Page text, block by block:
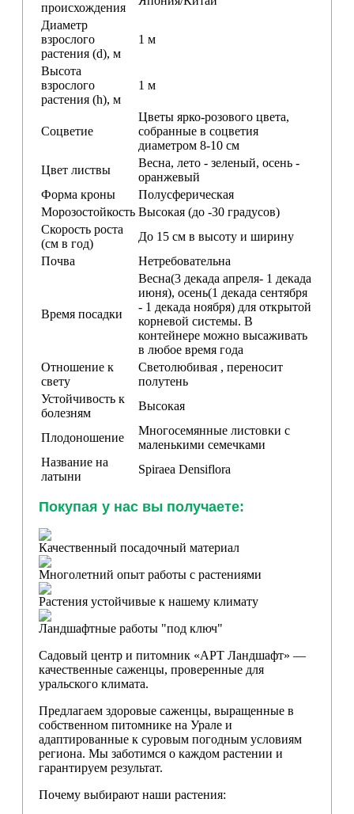
происхождения
Диаметр
взрослого
растения (d), м
1 м
Высота
взрослого
растения (h), м
1 м
Соцветие
Цветы ярко-розового цвета,
собранные в соцветия
диаметром 8-10 см
Цвет листвы
Весна, лето - зеленый, осень -
оранжевый
Форма кроны
Полусферическая
Морозостойкость Высокая (до -30 градусов)
Скорость роста
(см в год)
До 15 см в высоту и ширину
Почва
Нетребовательна
Время посадки
Весна(3 декада апреля- 1 декада
июня), осень(1 декада сентября
- 1 декада ноября) для открытой
корневой системы. В
контейнере можно высаживать
в любое время года
Отношение к
свету
Светолюбивая , переносит
полутень
Устойчивость к
болезням
Высокая
Плодоношение
Многосемянные листовки с
маленькими семечками
Название на
латыни
Spiraea Densiflora
Покупая у нас вы получаете:
Качественный посадочный материал
Многолетний опыт работы с растениями
Растения устойчивые к нашему климату
Ландшафтные работы "под ключ"
Садовый центр и питомник «АРТ Ландшафт» —
качественные саженцы, проверенные для
уральского климата.
Предлагаем здоровые саженцы, выращенные в
собственном питомнике на Урале и
адаптированные к суровым погодным условиям
региона. Мы заботимся о каждом растении и
гарантируем результат.
Почему выбирают наши растения: